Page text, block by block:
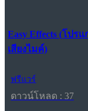
Easy Effects (โปร
เสียงไมค์)
ฟรีแวร์
ดาวน์โหลด : 37